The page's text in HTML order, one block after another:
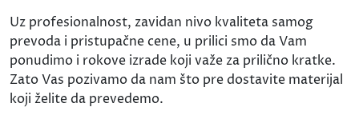
Uz profesionalnost, zavidan nivo kvaliteta samog
prevoda i pristupačne cene, u prilici smo da Vam
ponudimo i rokove izrade koji važe za prilično kratke.
Zato Vas pozivamo da nam što pre dostavite materijal
koji želite da prevedemo.